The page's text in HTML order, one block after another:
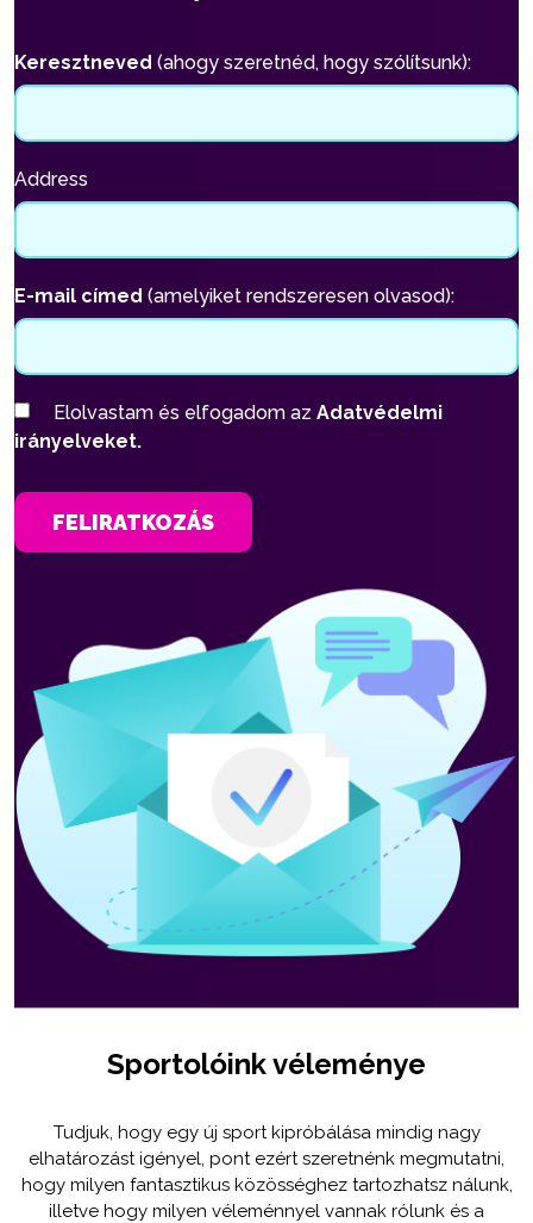
Keresztneved (ahogy szeretnéd, hogy szólítsunk):
Address
E-mail címed (amelyiket rendszeresen olvasod):
Elolvastam és elfogadom az Adatvédelmi
irányelveket.
FELIRATKOZÁS
Sportolóink véleménye
Tudjuk, hogy egy új sport kipróbálása mindig nagy
elhatározást igényel, pont ezért szeretnénk megmutatni,
hogy milyen fantasztikus közösséghez tartozhatsz nálunk,
illetve hogy milyen véleménnyel vannak rólunk és a